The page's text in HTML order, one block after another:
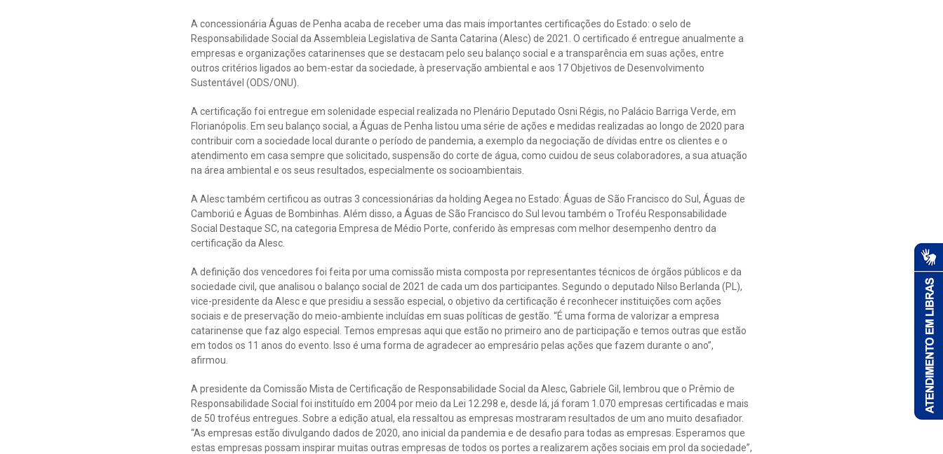
A concessionária Águas de Penha acaba de receber uma das mais importantes certificações do Estado: o selo de
Responsabilidade Social da Assembleia Legislativa de Santa Catarina (Alesc) de 2021. O certificado é entregue anualmente a
empresas e organizações catarinenses que se destacam pelo seu balanço social e a transparência em suas ações, entre
outros critérios ligados ao bem-estar da sociedade, à preservação ambiental e aos 17 Objetivos de Desenvolvimento
Sustentável (ODS/ONU).
A certificação foi entregue em solenidade especial realizada no Plenário Deputado Osni Régis, no Palácio Barriga Verde, em
Florianópolis. Em seu balanço social, a Águas de Penha listou uma série de ações e medidas realizadas ao longo de 2020 para
contribuir com a sociedade local durante o período de pandemia, a exemplo da negociação de dívidas entre os clientes e o
atendimento em casa sempre que solicitado, suspensão do corte de água, como cuidou de seus colaboradores, a sua atuação
na área ambiental e os seus resultados, especialmente os socioambientais.
A Alesc também certificou as outras 3 concessionárias da holding Aegea no Estado: Águas de São Francisco do Sul, Águas de
Camboriú e Águas de Bombinhas. Além disso, a Águas de São Francisco do Sul levou também o Troféu Responsabilidade
Social Destaque SC, na categoria Empresa de Médio Porte, conferido às empresas com melhor desempenho dentro da
certificação da Alesc.
A definição dos vencedores foi feita por uma comissão mista composta por representantes técnicos de órgãos públicos e da
sociedade civil, que analisou o balanço social de 2021 de cada um dos participantes. Segundo o deputado Nilso Berlanda (PL),
vice-presidente da Alesc e que presidiu a sessão especial, o objetivo da certificação é reconhecer instituições com ações
sociais e de preservação do meio-ambiente incluídas em suas políticas de gestão. “É uma forma de valorizar a empresa
catarinense que faz algo especial. Temos empresas aqui que estão no primeiro ano de participação e temos outras que estão
em todos os 11 anos do evento. Isso é uma forma de agradecer ao empresário pelas ações que fazem durante o ano”,
afirmou.
A presidente da Comissão Mista de Certificação de Responsabilidade Social da Alesc, Gabriele Gil, lembrou que o Prêmio de
Responsabilidade Social foi instituído em 2004 por meio da Lei 12.298 e, desde lá, já foram 1.070 empresas certificadas e mais
de 50 troféus entregues. Sobre a edição atual, ela ressaltou as empresas mostraram resultados de um ano muito desafiador.
“As empresas estão divulgando dados de 2020, ano inicial da pandemia e de desafio para todas as empresas. Esperamos que
estas empresas possam inspirar muitas outras empresas de todos os portes a realizarem ações sociais em prol da sociedade”,